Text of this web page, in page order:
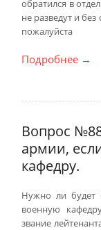
обратился в
не разведут и
пожалуйста
Подробнее →
Вопрос
армии,
кафедру.
Нужно ли будет
военную
звание